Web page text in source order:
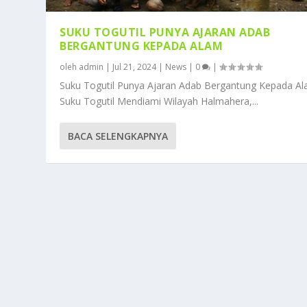
SUKU TOGUTIL PUNYA AJARAN ADAB
BERGANTUNG KEPADA ALAM
oleh admin | Jul 21, 2024| News | 0 |
Suku Togutil Punya Ajaran Adab Bergantung Kepada
Suku Togutil Mendiami Wilayah Halmahera,...
BACA SELENGKAPNYA